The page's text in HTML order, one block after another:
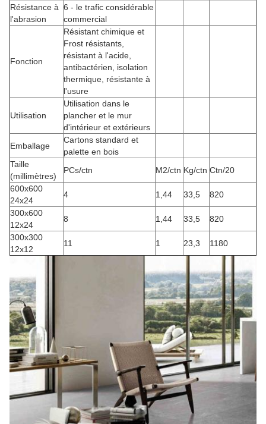
Résistance à
l'abrasion
6 - le trafic considérable
commercial
Fonction
Résistant chimique et
Frost résistants,
résistant à l'acide,
antibactérien, isolation
thermique, résistante à
l'usure
Utilisation
Utilisation dans le
plancher et le mur
d'intérieur et extérieurs
Emballage
Cartons standard et
palette en bois
Taille
(millimètres)
PCs/ctn M2/ctn Kg/ctn Ctn/20
600x600
24x24
4 1,44 33,5
820
300x600
12x24
8 1,44 33,5
820
300x300
12x12
11 1 23,3 1180